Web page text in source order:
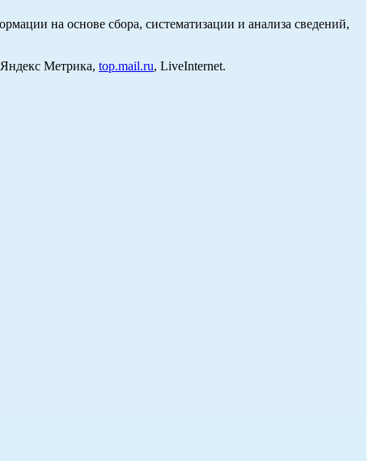
на основе сбора, систематизации и анализа сведений,
Метрика, top.mail.ru, LiveInternet.